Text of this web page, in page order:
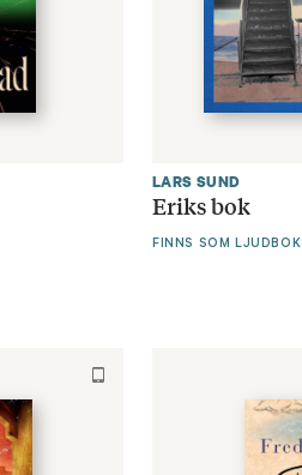
LARS SUND
Eriks bok
FINNS SOM LJUDBOK